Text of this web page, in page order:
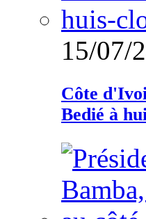
15/07/
Côte
Bedié à